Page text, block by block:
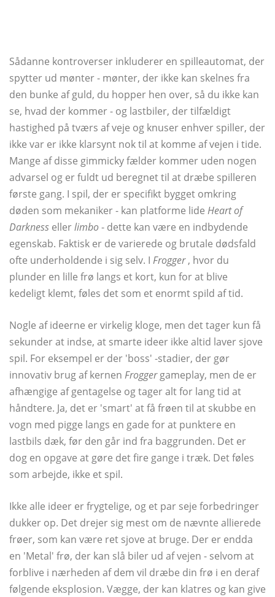
Sådanne kontroverser inkluderer en spilleautomat, der
spytter ud mønter - mønter, der ikke kan skelnes fra
den bunke af guld, du hopper hen over, så du ikke kan
se, hvad der kommer - og lastbiler, der tilfældigt
hastighed på tværs af veje og knuser enhver spiller, der
ikke var er ikke klarsynt nok til at komme af vejen i tide.
Mange af disse gimmicky fælder kommer uden nogen
advarsel og er fuldt ud beregnet til at dræbe spilleren
første gang. I spil, der er specifikt bygget omkring
døden som mekaniker - kan platforme lide Heart of
Darkness ellerlimbo- dette kan være en indbydende
egenskab. Faktisk er de varierede og brutale dødsfald
ofte underholdende i sig selv. I Frogger, hvor du
plunder en lille frø langs et kort, kun for at blive
kedeligt klemt, føles det som et enormt spild af tid.
Nogle af ideerne er virkelig kloge, men det tager kun få
sekunder at indse, at smarte ideer ikke altid laver sjove
spil. For eksempel er der 'boss' -stadier, der gør
innovativ brug af kernen Froggergameplay, men de er
afhængige af gentagelse og tager alt for lang tid at
håndtere. Ja, det er 'smart' at få frøen til at skubbe en
vogn med pigge langs en gade for at punktere en
lastbils dæk, før den går ind fra baggrunden. Det er
dog en opgave at gøre det fire gange i træk. Det føles
som arbejde, ikke et spil.
Ikke alle ideer er frygtelige, og et par seje forbedringer
dukker op. Det drejer sig mest om de nævnte allierede
frøer, som kan være ret sjove at bruge. Der er endda
en 'Metal' frø, der kan slå biler ud af vejen - selvom at
forblive i nærheden af ​​dem vil dræbe din frø i en deraf
følgende eksplosion. Vægge, der kan klatres og kan give